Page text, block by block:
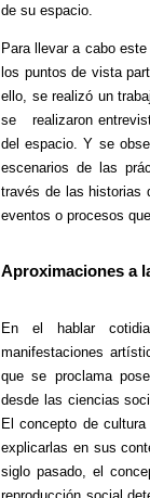
de su espacio.
Para llevar a cabo
los puntos de vista
ello, se realizó un
se realizaron
del espacio. Y se
escenarios de las
través de las historias
eventos o procesos
Aproximaciones a
En el hablar
manifestaciones
que se proclama
desde las ciencias
El concepto de
explicarlas en sus
siglo pasado, el